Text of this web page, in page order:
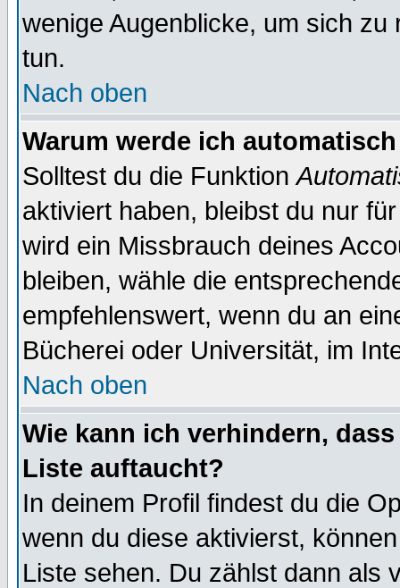
wenige Augenblicke, um sich
tun.
Nach oben
Warum werde ich
Solltest du die Funktion
aktiviert haben, bleibst du nur
wird ein Missbrauch deines
bleiben, wähle die
empfehlenswert, wenn du an
Bücherei oder Universität, im
Nach oben
Wie kann ich verhindern,
Liste auftaucht?
In deinem Profil findest du die
wenn du diese aktivierst,
Liste sehen. Du zählst dann als